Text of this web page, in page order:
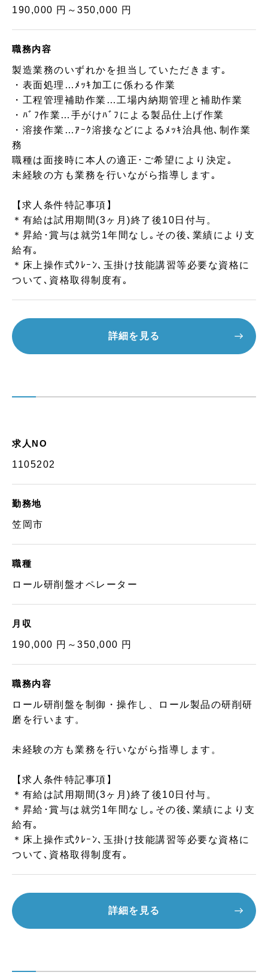
190,000 円～350,000 円
職務内容
製造業務のいずれかを担当していただきます｡
・表面処理…ﾒｯｷ加工に係わる作業
・工程管理補助作業…工場内納期管理と補助作業
・ﾊﾞﾌ作業…手がけﾊﾞﾌによる製品仕上げ作業
・溶接作業…ｱｰｸ溶接などによるﾒｯｷ治具他､制作業
務
職種は面接時に本人の適正･ご希望により決定｡
未経験の方も業務を行いながら指導します｡
【求人条件特記事項】
＊有給は試用期間(3ヶ月)終了後10日付与。
＊昇給･賞与は就労1年間なし｡その後､業績により支
給有｡
＊床上操作式ｸﾚｰﾝ､玉掛け技能講習等必要な資格に
ついて､資格取得制度有｡
詳細を見る
求人NO
1105202
勤務地
笠岡市
職種
ロール研削盤オペレーター
月収
190,000 円～350,000 円
職務内容
ロール研削盤を制御・操作し、ロール製品の研削研
磨を行います。
未経験の方も業務を行いながら指導します。
【求人条件特記事項】
＊有給は試用期間(3ヶ月)終了後10日付与。
＊昇給･賞与は就労1年間なし｡その後､業績により支
給有｡
＊床上操作式ｸﾚｰﾝ､玉掛け技能講習等必要な資格に
ついて､資格取得制度有｡
詳細を見る